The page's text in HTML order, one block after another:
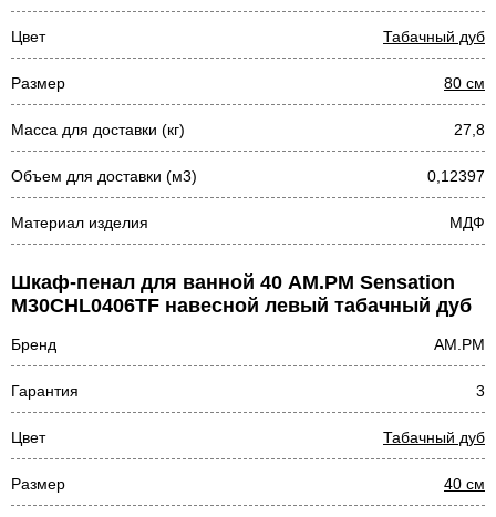
Цвет Табачный дуб
Размер 80 см
Масса для доставки (кг) 27,8
Объем для доставки (м3) 0,12397
Материал изделия МДФ
Шкаф-пенал для ванной 40 AM.PM Sensation
M30CHL0406TF навесной левый табачный дуб
Бренд AM.PM
Гарантия 3
Цвет Табачный дуб
Размер 40 см